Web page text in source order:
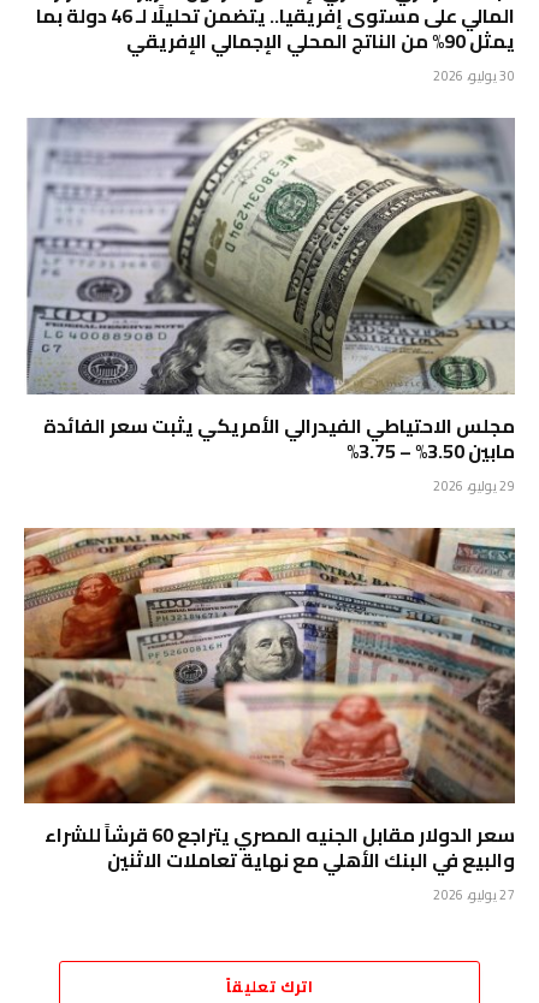
المالي على مستوى إفريقيا.. يتضمن تحليلًا لـ 46 دولة بما
يمثل 90% من الناتج المحلي الإجمالي الإفريقي
30 يوليو، 2026
مجلس الاحتياطي الفيدرالي الأمريكي يثبت سعر الفائدة
مابين 3.50% – 3.75%
29 يوليو، 2026
سعر الدولار مقابل الجنيه المصري يتراجع 60 قرشاً للشراء
والبيع في البنك الأهلي مع نهاية تعاملات الاثنين
27 يوليو، 2026
اترك تعليقاً